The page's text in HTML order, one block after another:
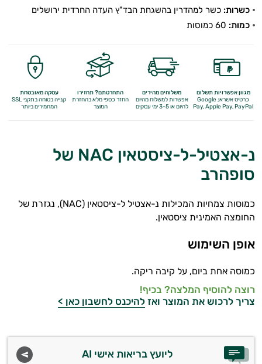
ויטמינים ליפוזומליים
תוספי קולגן
אומגה 3
ויטמין A
ויטמין C
ויטמינים לנשים
ויטמינים לגברים
טבעוניים | VEGAN
כורכום וכורכומין
כשרות: כשר למהדרין בהשגחת הבד"ץ העדה החרדית ירושלים
כמות:
מגוון אפשרויות תשלום
כרטיס אשראי, Google
Pay,Apple Pay, PayPal
משלוחים מהירים
אפשרות למשלוח מהיום
להיום או 3-5 ימי עסקים
התחרטתם? תחזירו
החזר כספי מלאבהחזרת
המוצר
עסקה מאובטחת
קנייה בטוחה בתקני SSL
המחמירים ביותר
נ-אצטיל-ל-ציסטאין NAC של
סופהרב
כמוסות צמחיות המכילות נ-אצטיל ל-ציסטאין (NAC), נגזרת של
החומצה האמינית ציסטאין.
אופן השימוש
כמוסה אחת ביום, על קיבה ריקה.
רוצה להוסיף המלצה? בכיף!
צריך לרכוש את המוצר ואז להיכנס לחשבון כאן >
ליועץ בריאות אישי AI